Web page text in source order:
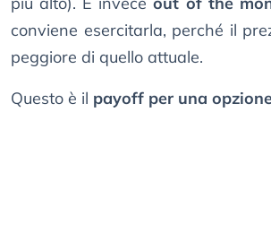
conviene esercitarla, perché il
peggiore di quello attuale.
Questo è il payoff per una